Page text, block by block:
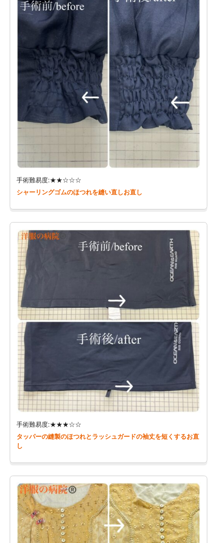
手術難易度:★★☆☆☆
シャーリングゴムのほつれを縫い直しお直し
手術難易度:★★★☆☆
タッパーの縫製のほつれとラッシュガードの袖丈を短くするお直
し